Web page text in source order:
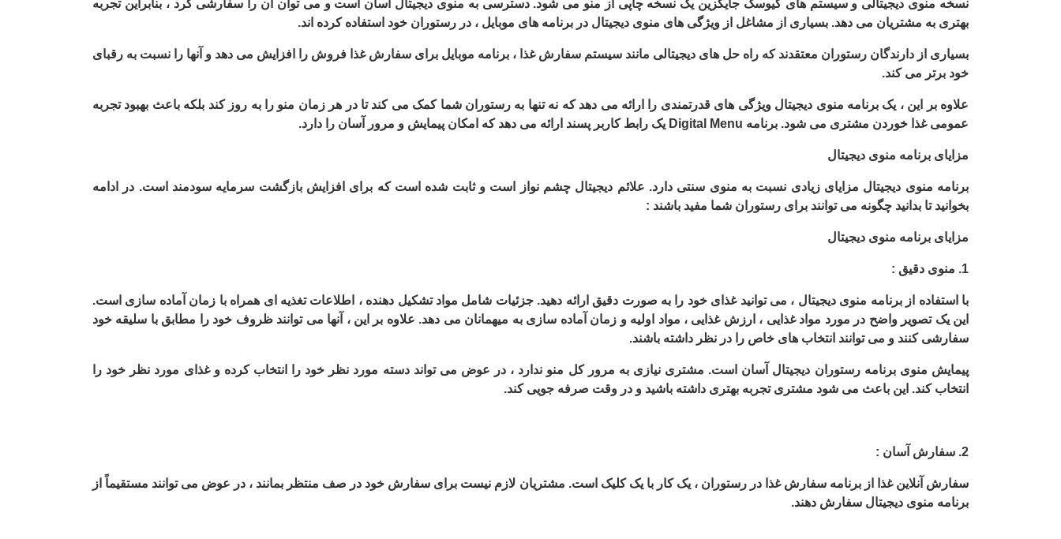
نسخه منوی دیجیتالی و سیستم های کیوسک جایگزین یک نسخه چاپی از منو می شود. دسترسی به منوی دیجیتال آسان است و می توان آن را سفارشی کرد ، بنابراین تجربه
بهتری به مشتریان می دهد. بسیاری از مشاغل از ویژگی های منوی دیجیتال در برنامه های موبایل ، در رستوران خود استفاده کرده اند.
بسیاری از دارندگان رستوران معتقدند که راه حل های دیجیتالی مانند سیستم سفارش غذا ، برنامه موبایل برای سفارش غذا فروش را افزایش می دهد و آنها را نسبت به رقبای
خود برتر می کند.
علاوه بر این ، یک برنامه منوی دیجیتال ویژگی های قدرتمندی را ارائه می دهد که نه تنها به رستوران شما کمک می کند تا در هر زمان منو را به روز کند بلکه باعث بهبود تجربه
عمومی غذا خوردن مشتری می شود. برنامه
یک رابط کاربر پسند ارائه می دهد که امکان پیمایش و مرور آسان را دارد.
مزایای برنامه منوی دیجیتال
برنامه منوی دیجیتال مزایای زیادی نسبت به منوی سنتی دارد. علائم دیجیتال چشم نواز است و ثابت شده است که برای افزایش بازگشت سرمایه سودمند است. در ادامه
بخوانید تا بدانید چگونه می توانند برای رستوران شما مفید باشند :
مزایای برنامه منوی دیجیتال
1. منوی دقیق :
با استفاده از برنامه منوی دیجیتال ، می توانید غذای خود را به صورت دقیق ارائه دهید. جزئیات شامل مواد تشکیل دهنده ، اطلاعات تغذیه ای همراه با زمان آماده سازی است.
این یک تصویر واضح در مورد مواد غذایی ، ارزش غذایی ، مواد اولیه و زمان آماده سازی به میهمانان می دهد. علاوه بر این ، آنها می توانند ظروف خود را مطابق با سلیقه خود
سفارشی کنند و می توانند انتخاب های خاص را در نظر داشته باشند.
پیمایش منوی برنامه رستوران دیجیتال آسان است. مشتری نیازی به مرور کل منو ندارد ، در عوض می تواند دسته مورد نظر خود را انتخاب کرده و غذای مورد نظر خود را
انتخاب کند. این باعث می شود مشتری تجربه بهتری داشته باشید و در وقت صرفه جویی کند.
2. سفارش آسان :
سفارش آنلاین غذا از برنامه سفارش غذا در رستوران ، یک کار با یک کلیک است. مشتریان لازم نیست برای سفارش خود در صف منتظر بمانند ، در عوض می توانند مستقیماً از
برنامه منوی دیجیتال سفارش دهند.